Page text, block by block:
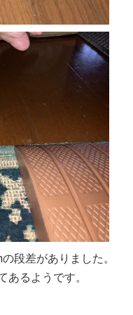
段差がありました。
るようです。